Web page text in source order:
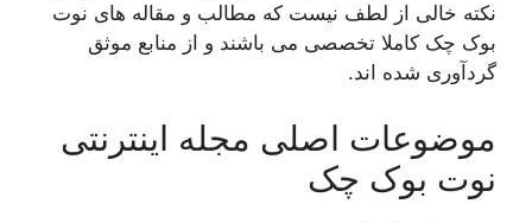
نکته خالی از لطف نیست که مطالب و مقاله های نوت
بوک چک کاملا تخصصی می باشند و از منابع موثق
گردآوری شده اند.
موضوعات اصلی مجله اینترنتی
نوت بوک چک